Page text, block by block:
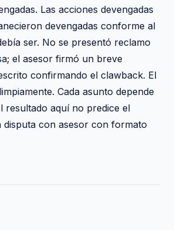
Las acciones devengadas
devengadas conforme al
ser. No se presentó reclamo
el asesor firmó un breve
confirmando el clawback. El
Cada asunto depende
resultado aquí no predice el
disputa con asesor con formato